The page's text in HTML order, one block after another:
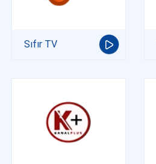
Sıfır TV